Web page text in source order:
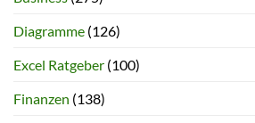
Diagramme (126)
Excel Ratgeber (100)
Finanzen (138)